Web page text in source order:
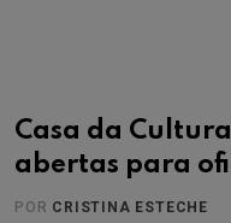
Casa da
abertas para
POR CRISTINA ESTECHE